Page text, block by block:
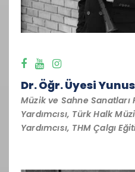
Dr. Öğr. Üyesi Yunus
Müzik ve Sahne Sanatları
Yardımcısı, Türk Halk
Yardımcısı, THM Çalgı